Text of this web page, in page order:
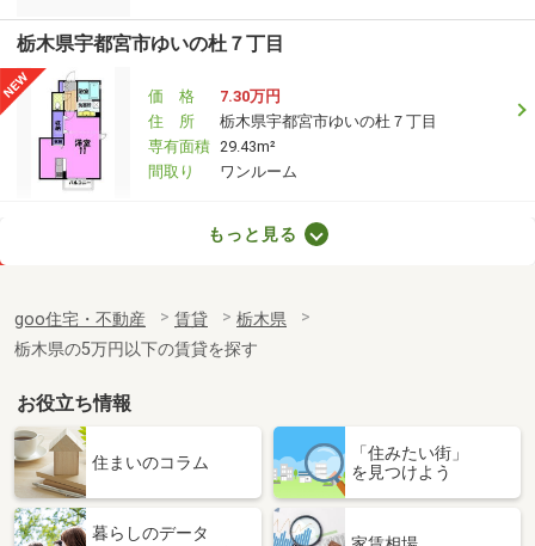
栃木県宇都宮市ゆいの杜７丁目
価 格
7.30万円
住 所
栃木県宇都宮市ゆいの杜７丁目
専有面積 29.43m²
間取り
ワンルーム
専有面積
20.28m²
間取り
1K
栃木県足利市助戸１
価 格
3.40万円
栃木県足利市助戸１
専有面積 23.18m²
間取り
もっと見る
goo住宅・不動産 賃貸
栃木県
栃木県の5万円以下の賃貸を探す
お役立ち情報
住まいのコラム
「住みたい街」
を見つけよう
暮らしのデータ